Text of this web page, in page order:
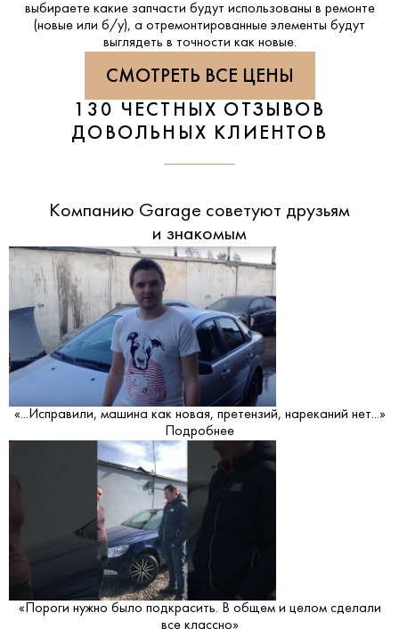
выбираете какие запчасти будут использованы в ремонте
(новые или б/у), а отремонтированные элементы будут
выглядеть в точности как новые.
СМОТРЕТЬ ВСЕ ЦЕНЫ
130 ЧЕСТНЫХ ОТЗЫВОВ
ДОВОЛЬНЫХ КЛИЕНТОВ
Компанию Garage советуют друзьям
и знакомым
«...Исправили, машина как новая, претензий, нареканий нет...»
Подробнее
«Пороги нужно было подкрасить. В общем и целом сделали
все классно»